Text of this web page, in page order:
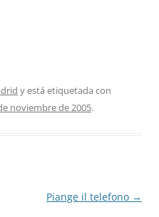
y está etiquetada con
noviembre de 2005.
Piange il telefono →